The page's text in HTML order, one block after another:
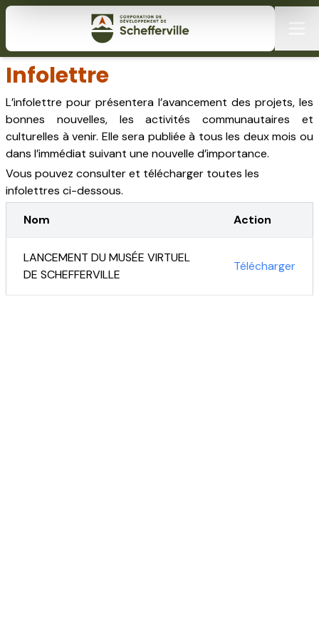
Infolettre
L’infolettre pour présentera l’avancement des projets, les
bonnes nouvelles, les activités communautaires et
culturelles à venir. Elle sera publiée à tous les deux mois ou
dans l’immédiat suivant une nouvelle d’importance.
Vous pouvez consulter et télécharger toutes les
infolettres ci-dessous.
Nom
Action
LANCEMENT DU MUSÉE VIRTUEL
DE SCHEFFERVILLE
Télécharger